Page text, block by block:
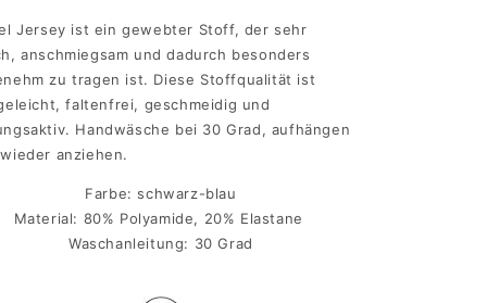
Jersey ist ein gewebter Stoff, der sehr
anschmiegsam und dadurch besonders
zu tragen ist. Diese Stoffqualität ist
faltenfrei, geschmeidig und
Handwäsche bei 30 Grad, aufhängen
anziehen.
Farbe: schwarz-blau
Material: 80% Polyamide, 20% Elastane
Waschanleitung: 30 Grad